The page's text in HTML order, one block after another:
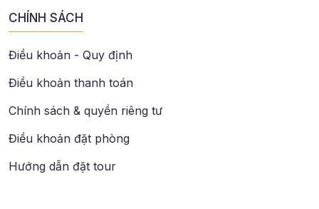
CHÍNH SÁCH
Điều khoản - Quy định
Điều khoản thanh toán
Chính sách & quyền riêng tư
Điều khoản đặt phòng
Hướng dẫn đặt tour